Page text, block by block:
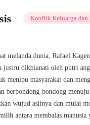
Konflik Keluarga dan
melanda dunia, Rafael
justru dikhianati oleh putri
menipu masyarakat dan
berbondong-bondong
wujud aslinya dan mulai
antara membalas